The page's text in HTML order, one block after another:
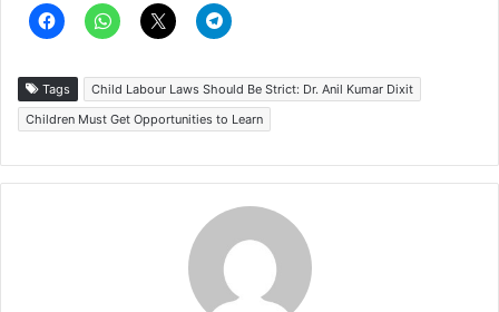
Tags
Child Labour Laws Should Be Strict: Dr. Anil Kumar Dixit
Children Must Get Opportunities to Learn